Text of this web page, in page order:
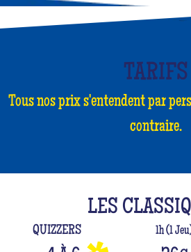
TARIFS
Tous nos prix s'entendent par
contraire.
LES
QUIZZERS 1h (1